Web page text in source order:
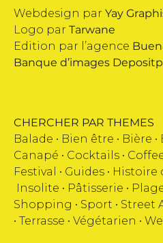
Webdesign par Yay
Logo par Tarwane
Edition par l’agence
Banque d’images
CHERCHER PAR THEMES
Balade • Bien être • Bière •
Canapé • Cocktails •
Festival
• Guides • Histoire
Insolite • Pâtisserie •
Shopping • Sport • Street
• Terrasse • Végétarien •